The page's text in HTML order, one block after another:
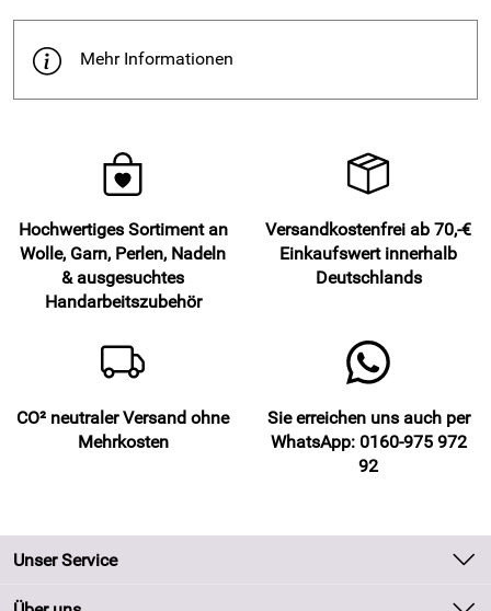
Mehr Informationen
Hochwertiges Sortiment an
Wolle, Garn, Perlen, Nadeln
& ausgesuchtes
Handarbeitszubehör
Versandkostenfrei ab 70,-€
Einkaufswert innerhalb
Deutschlands
CO² neutraler Versand ohne
Mehrkosten
Sie erreichen uns auch per
WhatsApp: 0160-975 972
92
Unser Service
Kontakt